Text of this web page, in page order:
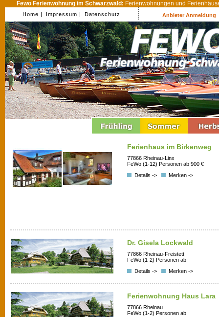
Fewo Ferienwohnung im Schwarzwald: Ferienwohnungen und
Home | Impressum | Datenschutz Anbieter Anmeldung
Ferienhaus im Birkenweg
77866 Rheinau-Linx
FeWo (1-12) Personen ab 900 €
Details ->
Merken ->
Dr. Gisela Lockwald
77866 Rheinau-Freistett
FeWo (1-2) Personen ab
Details ->
Merken ->
Ferienwohnung Haus Lara
77866 Rheinau
FeWo (1-2) Personen ab